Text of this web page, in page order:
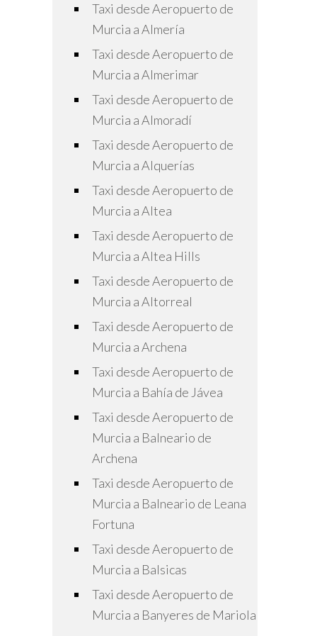
Taxi desde Aeropuerto de
Murcia a Almería
Taxi desde Aeropuerto de
Murcia a Almerimar
Taxi desde Aeropuerto de
Murcia a Almoradí
Taxi desde Aeropuerto de
Murcia a Alquerías
Taxi desde Aeropuerto de
Murcia a Altea
Taxi desde Aeropuerto de
Murcia a Altea Hills
Taxi desde Aeropuerto de
Murcia a Altorreal
Taxi desde Aeropuerto de
Murcia a Archena
Taxi desde Aeropuerto de
Murcia a Bahía de Jávea
Taxi desde Aeropuerto de
Murcia a Balneario de
Archena
Taxi desde Aeropuerto de
Murcia a Balneario de Leana
Fortuna
Taxi desde Aeropuerto de
Murcia a Balsicas
Taxi desde Aeropuerto de
Murcia a Banyeres de Mariola